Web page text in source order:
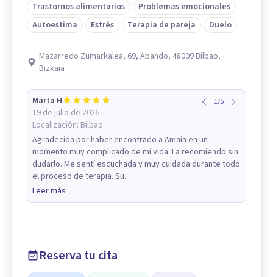
Trastornos alimentarios
Problemas emocionales
Autoestima
Estrés Terapia de pareja Duelo
Mazarredo Zumarkalea, 69, Abando, 48009 Bilbao,
Bizkaia
Marta H
19 de julio de 2026
Localización: Bilbao
1/5
Agradecida por haber encontrado a Amaia en un
momento muy complicado de mi vida. La recomiendo sin
dudarlo. Me sentí escuchada y muy cuidada durante todo
el proceso de terapia. Su...
Leer más
Reserva tu cita